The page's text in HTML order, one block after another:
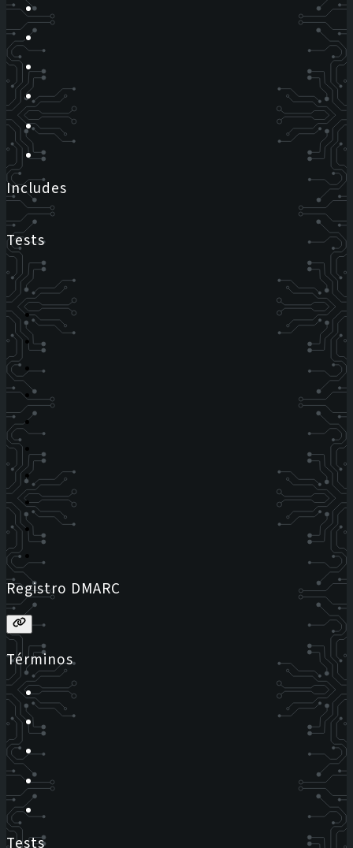
Includes
Tests
Registro DMARC
Términos
Tests